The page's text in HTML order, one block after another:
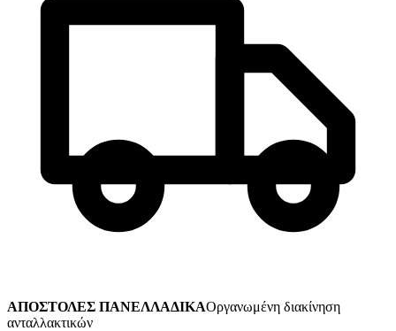
ΑΠΟΣΤΟΛΕΣ ΠΑΝΕΛΛΑΔΙΚΑΟργανωμένη διακίνηση
ανταλλακτικών